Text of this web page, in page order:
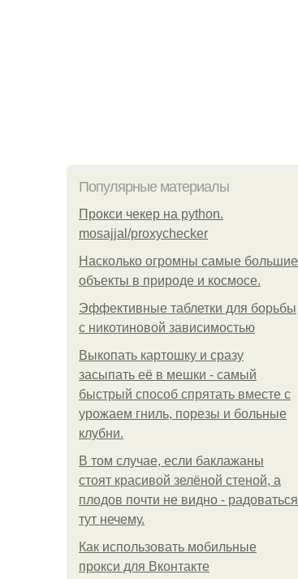
Популярные материалы
Прокси чекер на python.
mosajjal/proxychecker
Насколько огромны самые большие
объекты в природе и космосе.
Эффективные таблетки для борьбы
с никотиновой зависимостью
Выкопать картошку и сразу
засыпать её в мешки - самый
быстрый способ спрятать вместе с
урожаем гниль, порезы и больные
клубни.
В том случае, если баклажаны
стоят красивой зелёной стеной, а
плодов почти не видно - радоваться
тут нечему.
Как использовать мобильные
прокси для Вконтакте